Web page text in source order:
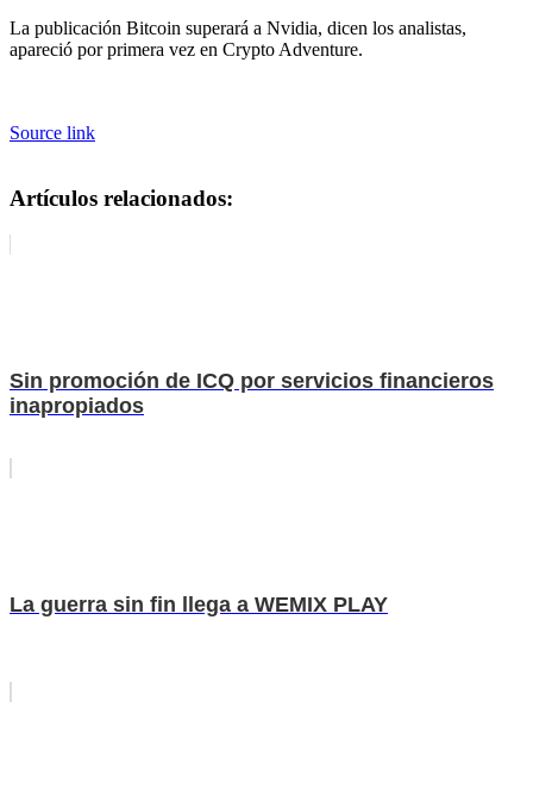
La publicación Bitcoin superará a Nvidia, dicen los analistas,
apareció por primera vez en Crypto Adventure.
Source link
Artículos relacionados:
Sin promoción de ICQ por servicios financieros
inapropiados
La guerra sin fin llega a WEMIX PLAY